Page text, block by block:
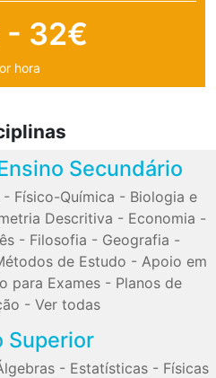
- 32€
hora
Secundário
Físico-Química - Biologia e
Descritiva - Economia -
- Filosofia - Geografia -
de Estudo - Apoio em
para Exames - Planos de
- Ver todas
Superior
- Estatísticas - Físicas